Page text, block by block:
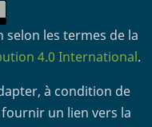
selon les termes de la
4.0 International.
à condition de
un lien vers la